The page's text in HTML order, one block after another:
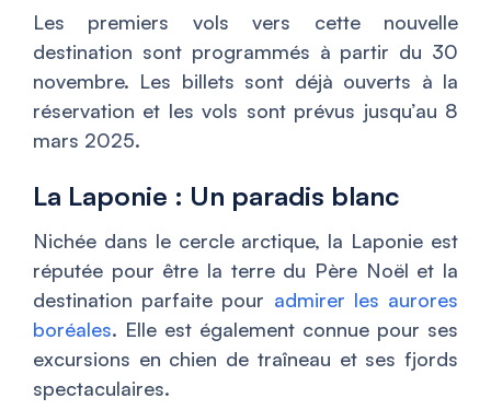
Les premiers vols vers cette nouvelle
destination sont programmés à partir du 30
novembre. Les billets sont déjà ouverts à la
réservation et les vols sont prévus jusqu’au 8
mars 2025.
La Laponie : Un paradis blanc
Nichée dans le cercle arctique, la Laponie est
réputée pour être la terre du Père Noël et la
destination parfaite pour admirer les aurores
boréales. Elle est également connue pour ses
excursions en chien de traîneau et ses fjords
spectaculaires.